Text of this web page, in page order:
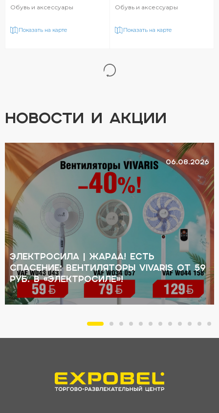
Обувь и аксессуары
Показать на карте
Обувь и аксессуары
Показать на карте
НОВОСТИ И АКЦИИ
06.08.2026
ЭЛЕКТРОСИЛА | Жараа! Есть
спасение: вентиляторы VIVARIS от 59
руб. в «Электросиле»!